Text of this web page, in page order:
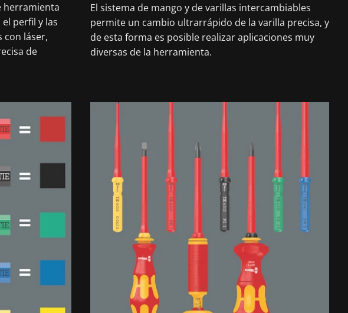
herramienta
el perfil y las
con láser,
de
El sistema de mango y de varillas intercambiables
permite un cambio ultrarrápido de la varilla precisa, y
de esta forma es posible realizar aplicaciones muy
diversas de la herramienta.